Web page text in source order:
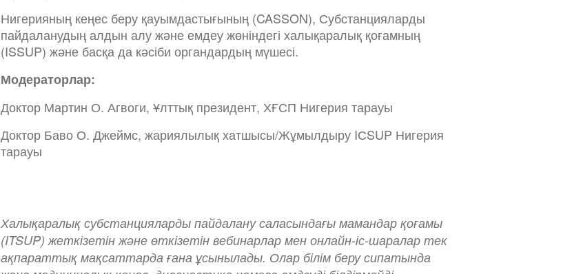
Нигерияның кеңес беру қауымдастығының (CASSON), Субстанцияларды
пайдаланудың алдын алу және емдеу жөніндегі халықаралық қоғамның
(ISSUP) және басқа да кәсіби органдардың мүшесі.
Модераторлар:
Доктор Мартин О. Агвоги, Ұлттық президент, ХҒСП Нигерия тарауы
Доктор Баво О. Джеймс, жариялылық хатшысы/Жұмылдыру IСSUP Нигерия
тарауы
Халықаралық субстанцияларды пайдалану саласындағы мамандар қоғамы
(ITSUP) жеткізетін және өткізетін вебинарлар мен онлайн-іс-шаралар тек
ақпараттық мақсаттарда ғана ұсынылады. Олар білім беру сипатында